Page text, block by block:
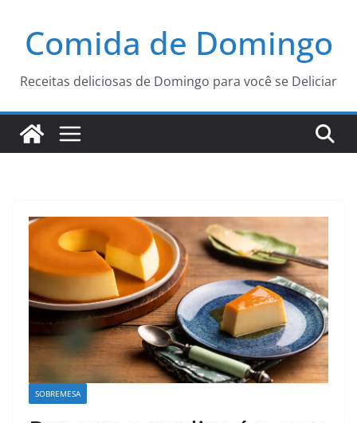
conteúdo
Comida de Domingo
Receitas deliciosas de Domingo para você se Deliciar
SOBREMESA